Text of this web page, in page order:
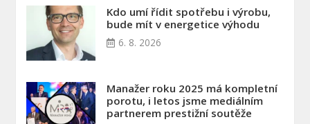
Kdo umí řídit spotřebu i výrobu,
bude mít v energetice výhodu
6. 8. 2026
Manažer roku 2025 má kompletní
porotu, i letos jsme mediálním
partnerem prestižní soutěže